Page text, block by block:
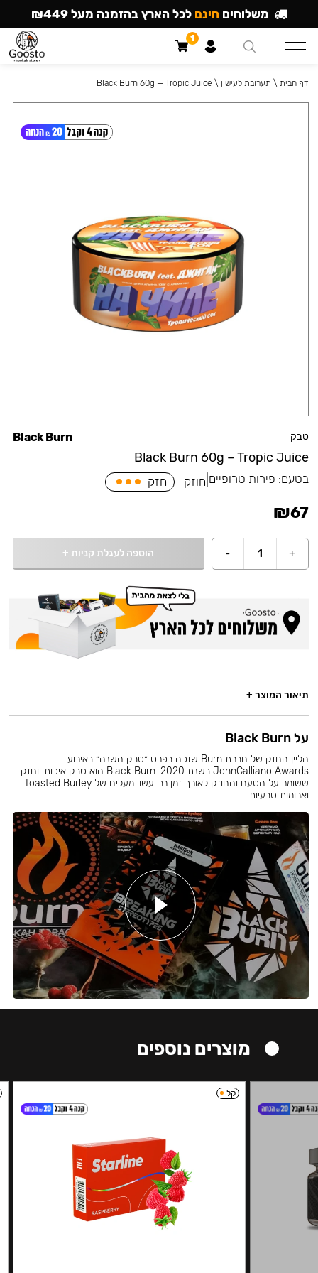
טבק
Black Burn 60g – Tropic Juice
Black Burn
בטעם: פירות טרופיים חוזק חזק
₪67
+
1
- הוספה לעגלת קניות +
דף הבית \ תערובת לעישון \
Black Burn 60g — Tropic Juice
תיאור המוצר +
על Black Burn
הליין החזק של חברת Burn שזכה בפרס ״טבק השנה״ באירוע
JohnCalliano Awards בשנת 2020. Black Burn הוא טבק איכותי וחזק
ששומר על הטעם והחוזק לאורך זמן רב. עשוי מעלים של Toasted Burley
וארומות טבעיות.
מוצרים נוספים
קל
משלוחים חינם לכל הארץ בהזמנה מעל ₪449
1